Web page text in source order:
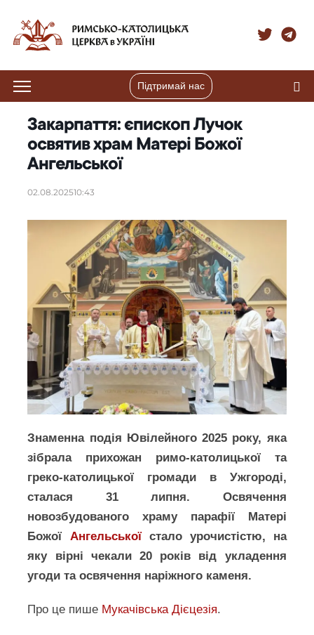
Підтримай нас
Закарпаття: єпископ Лучок
освятив храм Матері Божої
Ангельської
02.08.202510:43
Знаменна подія Ювілейного 2025 року, яка
зібрала прихожан римо-католицької та
греко-католицької громади в Ужгороді,
сталася 31 липня. Освячення
новозбудованого храму парафії Матері
Божої Ангельськоїстало урочистістю, на
яку вірні чекали 20 років від укладення
угоди та освячення наріжного каменя.
Про це пише Мукачівська Дієцезія.